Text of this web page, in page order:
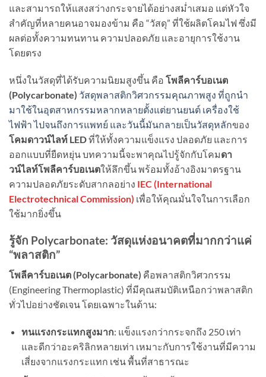
และสามารถให้แสงสว่างกระจายได้อย่างสม่ำเสมอ แต่หัวใจ
สำคัญที่หลายคนอาจมองข้าม คือ “วัสดุ” ที่ใช้ผลิตโคมไฟ ซึ่งมี
ผลต่อทั้งความทนทาน ความปลอดภัย และอายุการใช้งาน
โดยตรง
หนึ่งในวัสดุที่ได้รับความนิยมสูงขึ้น คือ โพลีคาร์บอเนต
(Polycarbonate) วัสดุพลาสติกวิศวกรรมคุณภาพสูง ที่ถูกนำ
มาใช้ในอุตสาหกรรมหลากหลายตั้งแต่ยานยนต์ เครื่องใช้
ไฟฟ้า ไปจนถึงการแพทย์ และวันนี้มันกลายเป็นวัสดุหลักของ
โคมดาวน์ไลท์ LEDที่ให้ทั้งความแข็งแรง ปลอดภัย และการ
ออกแบบที่ยืดหยุ่น บทความนี้จะพาคุณไปรู้จักกับโคมดา
วน์ไลท์โพลีคาร์บอเนตให้ลึกขึ้น พร้อมทั้งอ้างอิงมาตรฐาน
ความปลอดภัยระดับสากลอย่าง IEC (International
Electrotechnical Commission) เพื่อให้คุณมั่นใจในการเลือก
ใช้มากยิ่งขึ้น
รู้จัก Polycarbonate: วัสดุแห่งอนาคตที่มากกว่าแค่
“พลาสติก”
โพลีคาร์บอเนต (Polycarbonate) คือพลาสติกวิศวกรรม
(Engineering Thermoplastic) ที่มีคุณสมบัติเหนือกว่าพลาสติก
ทั่วไปอย่างชัดเจน โดยเฉพาะในด้าน:
ทนแรงกระแทกสูงมาก: แข็งแรงกว่ากระจกถึง 250 เท่า
และดีกว่าอะคริลิกหลายเท่า เหมาะกับการใช้งานที่มีความ
เสี่ยงจากแรงกระแทก เช่น พื้นที่สาธารณะ